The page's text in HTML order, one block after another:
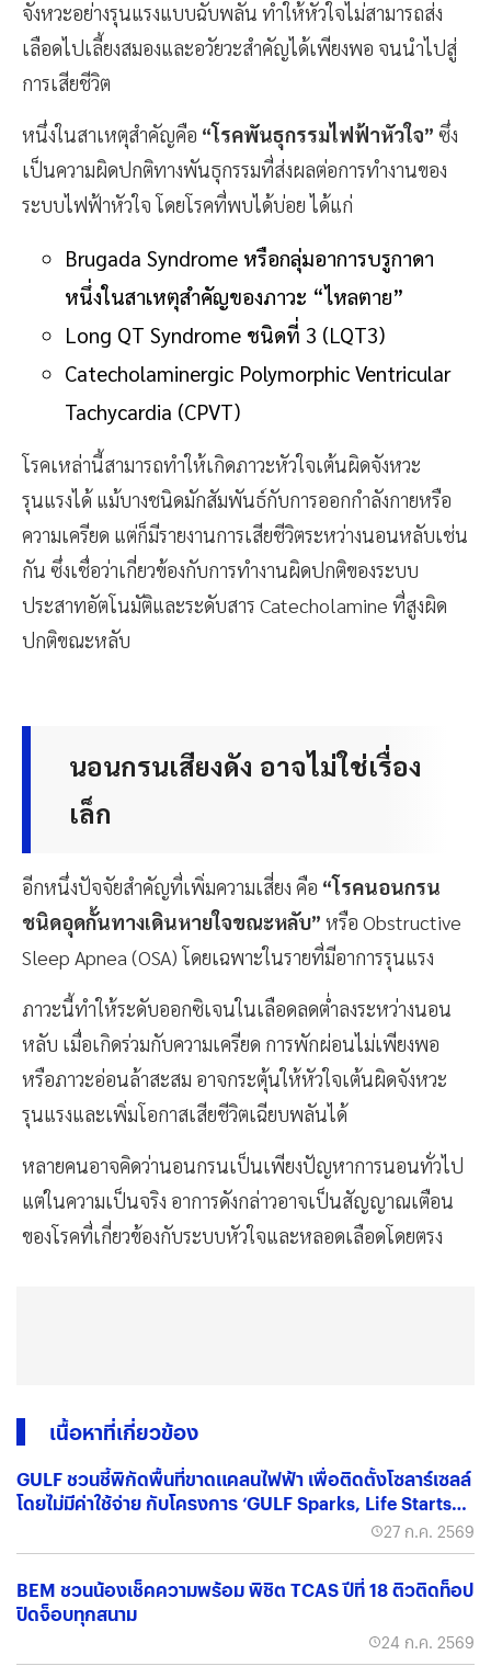
จังหวะอย่างรุนแรงแบบฉับพลัน ทำให้หัวใจไม่สามารถส่ง
เลือดไปเลี้ยงสมองและอวัยวะสำคัญได้เพียงพอ จนนำไปสู่
การเสียชีวิต
หนึ่งในสาเหตุสำคัญคือ “โรคพันธุกรรมไฟฟ้าหัวใจ” ซึ่ง
เป็นความผิดปกติทางพันธุกรรมที่ส่งผลต่อการทำงานของ
ระบบไฟฟ้าหัวใจ โดยโรคที่พบได้บ่อย ได้แก่
Brugada Syndrome หรือกลุ่มอาการบรูกาดา
หนึ่งในสาเหตุสำคัญของภาวะ “ไหลตาย”
Long QT Syndrome ชนิดที่ 3 (LQT3)
Catecholaminergic Polymorphic Ventricular
Tachycardia (CPVT)
โรคเหล่านี้สามารถทำให้เกิดภาวะหัวใจเต้นผิดจังหวะ
รุนแรงได้ แม้บางชนิดมักสัมพันธ์กับการออกกำลังกายหรือ
ความเครียด แต่ก็มีรายงานการเสียชีวิตระหว่างนอนหลับเช่น
กัน ซึ่งเชื่อว่าเกี่ยวข้องกับการทำงานผิดปกติของระบบ
ประสาทอัตโนมัติและระดับสาร Catecholamine ที่สูงผิด
ปกติขณะหลับ
นอนกรนเสียงดัง อาจไม่ใช่เรื่อง
เล็ก
อีกหนึ่งปัจจัยสำคัญที่เพิ่มความเสี่ยง คือ “โรคนอนกรน
ชนิดอุดกั้นทางเดินหายใจขณะหลับ” หรือ Obstructive
Sleep Apnea (OSA) โดยเฉพาะในรายที่มีอาการรุนแรง
ภาวะนี้ทำให้ระดับออกซิเจนในเลือดลดต่ำลงระหว่างนอน
หลับ เมื่อเกิดร่วมกับความเครียด การพักผ่อนไม่เพียงพอ
หรือภาวะอ่อนล้าสะสม อาจกระตุ้นให้หัวใจเต้นผิดจังหวะ
รุนแรงและเพิ่มโอกาสเสียชีวิตเฉียบพลันได้
หลายคนอาจคิดว่านอนกรนเป็นเพียงปัญหาการนอนทั่วไป
แต่ในความเป็นจริง อาการดังกล่าวอาจเป็นสัญญาณเตือน
ของโรคที่เกี่ยวข้องกับระบบหัวใจและหลอดเลือดโดยตรง
เนื้อหาที่เกี่ยวข้อง
GULF ชวนชี้พิกัดพื้นที่ขาดแคลนไฟฟ้า เพื่อติดตั้งโซลาร์เซลล์
โดยไม่มีค่าใช้จ่าย กับโครงการ ‘GULF Sparks, Life Starts
27 ก.ค. 2569
BEM ชวนน้องเช็คความพร้อม พิชิต TCAS ปีที่ 18 ติวติดท็อป
ปิดจ็อบทุกสนาม
24 ก.ค. 2569